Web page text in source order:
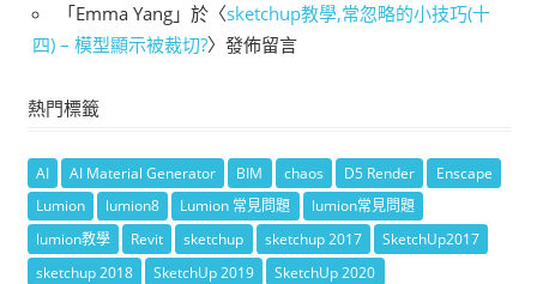
「Emma Yang 」於〈sketchup教學,常忽略的小技巧(十
四) – 模型顯示被裁切?〉發佈留言
熱門標籤
AI AI Material Generator BIM chaos D5 Render
Enscape
Lumion
lumion8 Lumion 常見問題
lumion常見問題
lumion教學
Revit sketchup sketchup 2017
SketchUp2017
sketchup 2018
SketchUp 2019
SketchUp 2020